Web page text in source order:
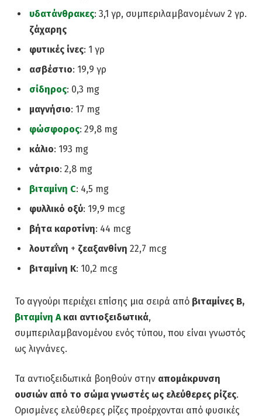
υδατάνθρακες: 3,1 γρ, συμπεριλαμβανομένων 2 γρ.
ζάχαρης
φυτικές ίνες: 1 γρ
ασβέστιο: 19,9 γρ
σίδηρος: 0,3 mg
μαγνήσιο: 17 mg
φώσφορος: 29,8 mg
κάλιο: 193 mg
νάτριο: 2,8 mg
βιταμίνη C: 4,5 mg
φυλλικό οξύ: 19,9 mcg
βήτα καροτίνη: 44 mcg
λουτεΐνη + ζεαξανθίνη 22,7 mcg
βιταμίνη Κ: 10,2 mcg
Το αγγούρι περιέχει επίσης μια σειρά από βιταμίνες Β,
βιταμίνη Ακαι αντιοξειδωτικά,
συμπεριλαμβανομένου ενός τύπου, που είναι γνωστός
ως λιγνάνες.
Τα αντιοξειδωτικά βοηθούν στην απομάκρυνση
ουσιών από το σώμα γνωστές ως ελεύθερες ρίζες.
Ορισμένες ελεύθερες ρίζες προέρχονται από φυσικές